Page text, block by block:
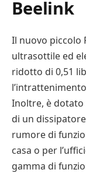
Beelink
Il nuovo piccolo
ultrasottile ed
ridotto di 0,51
Inoltre, è dotato
di un
rumore di
casa o per
gamma di